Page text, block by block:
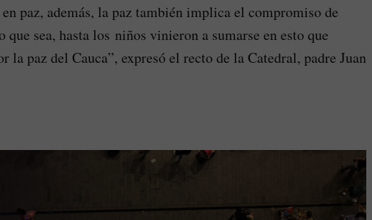
paz, además, la paz también implica el compromiso de
que sea, hasta los niños vinieron a sumarse en esto que
la paz del Cauca”, expresó el recto de la Catedral, padre Juan